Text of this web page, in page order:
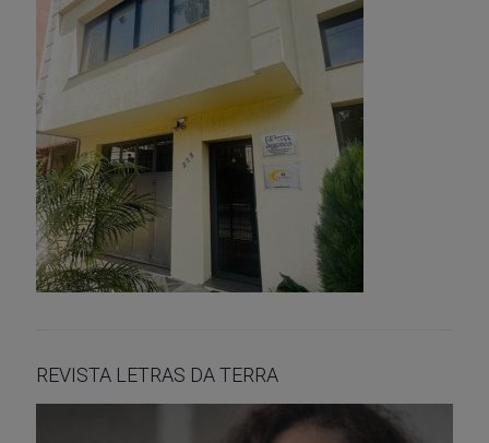
REVISTA LETRAS DA TERRA